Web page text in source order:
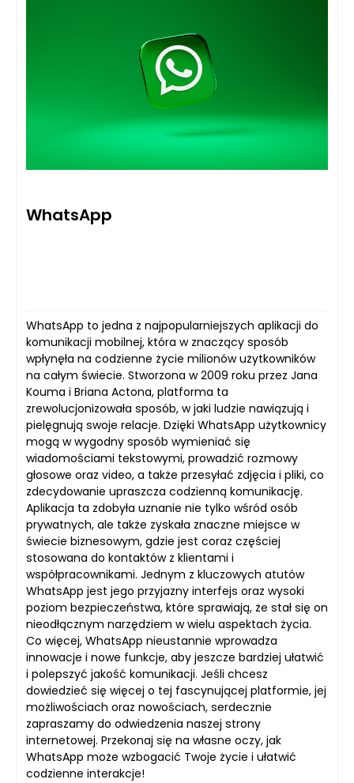
WhatsApp
WhatsApp to jedna z najpopularniejszych aplikacji do
komunikacji mobilnej, która w znaczący sposób
wpłynęła na codzienne życie milionów użytkowników
na całym świecie. Stworzona w 2009 roku przez Jana
Kouma i Briana Actona, platforma ta
zrewolucjonizowała sposób, w jaki ludzie nawiązują i
pielęgnują swoje relacje. Dzięki WhatsApp użytkownicy
mogą w wygodny sposób wymieniać się
wiadomościami tekstowymi, prowadzić rozmowy
głosowe oraz video, a także przesyłać zdjęcia i pliki, co
zdecydowanie upraszcza codzienną komunikację.
Aplikacja ta zdobyła uznanie nie tylko wśród osób
prywatnych, ale także zyskała znaczne miejsce w
świecie biznesowym, gdzie jest coraz częściej
stosowana do kontaktów z klientami i
współpracownikami. Jednym z kluczowych atutów
WhatsApp jest jego przyjazny interfejs oraz wysoki
poziom bezpieczeństwa, które sprawiają, że stał się on
nieodłącznym narzędziem w wielu aspektach życia.
Co więcej, WhatsApp nieustannie wprowadza
innowacje i nowe funkcje, aby jeszcze bardziej ułatwić
i polepszyć jakość komunikacji. Jeśli chcesz
dowiedzieć się więcej o tej fascynującej platformie, jej
możliwościach oraz nowościach, serdecznie
zapraszamy do odwiedzenia naszej strony
internetowej. Przekonaj się na własne oczy, jak
WhatsApp może wzbogacić Twoje życie i ułatwić
codzienne interakcje!